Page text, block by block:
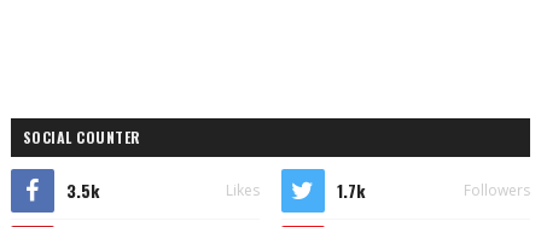
SOCIAL COUNTER
3.5k Likes 1.7k Followers